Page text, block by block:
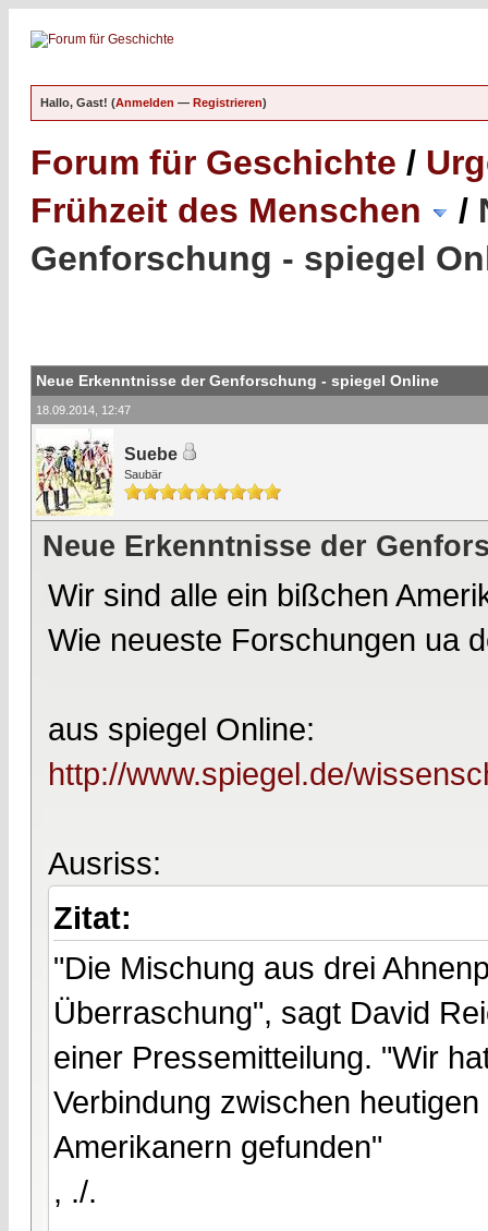
Hallo, Gast! (Anmelden — Registrieren)
Forum für Geschichte /
Frühzeit des Menschen
/
Genforschung - spiegel
Neue Erkenntnisse der Genforschung - spiegel Online
18.09.2014, 12:47
Suebe
Saubär
Neue Erkenntnisse der
Wir sind alle ein bißchen
Wie neueste Forschungen ua
aus spiegel Online:
http://www.spiegel.de/
Ausriss:
Zitat:
"Die Mischung aus drei
Überraschung", sagt David
einer Pressemitteilung. "Wir
Verbindung zwischen
Amerikanern gefunden"
, ./.